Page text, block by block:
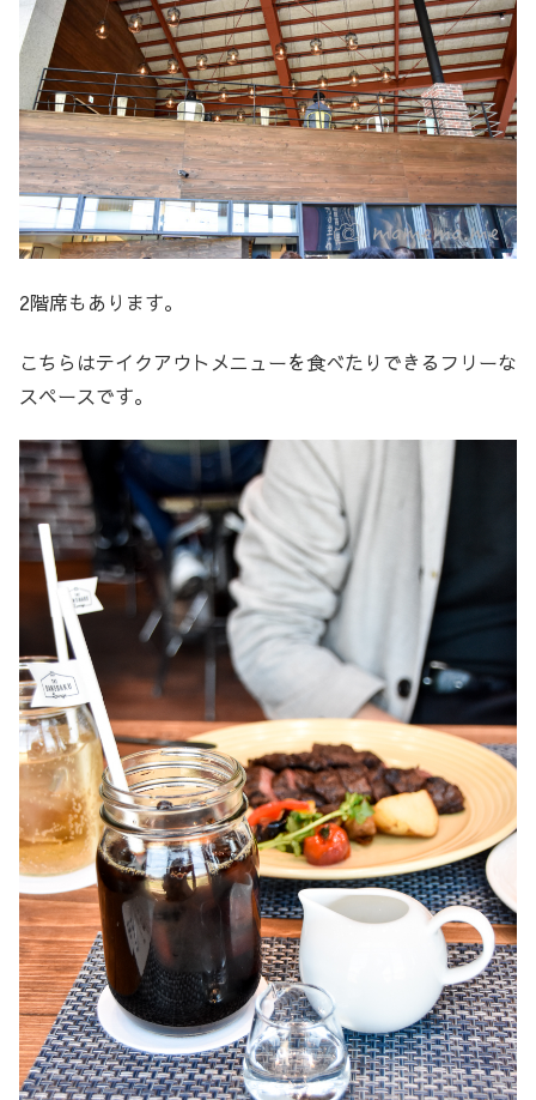
2階席もあります。
こちらはテイクアウトメニューを食べたりできるフリーな
スペースです。